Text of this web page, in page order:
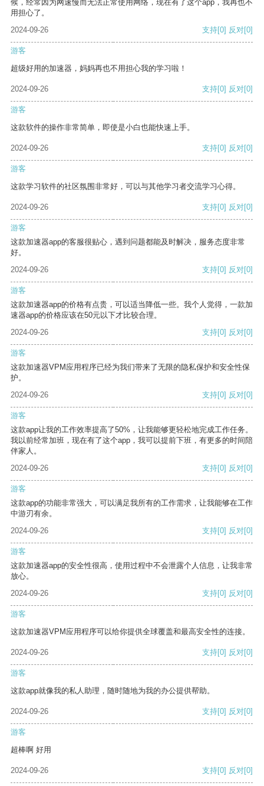
候，经常因为网速慢而无法正常使用网络，现在有了这个app，我再也不
用担心了。
2024-09-26
支持[0] 反对[0]
游客
超级好用的加速器，妈妈再也不用担心我的学习啦！
2024-09-26 支持[0] 反对[0]
游客
这款软件的操作非常简单，即使是小白也能快速上手。
2024-09-26 支持[0] 反对[0]
游客
这款学习软件的社区氛围非常好，可以与其他学习者交流学习心得。
2024-09-26 支持[0] 反对[0]
游客
这款加速器app的客服很贴心，遇到问题都能及时解决，服务态度非常
好。
2024-09-26
支持[0] 反对[0]
游客
这款加速器app的价格有点贵，可以适当降低一些。我个人觉得，一款加
速器app的价格应该在50元以下才比较合理。
2024-09-26
支持[0] 反对[0]
游客
这款加速器VPM应用程序已经为我们带来了无限的隐私保护和安全性保
护。
2024-09-26
支持[0] 反对[0]
游客
这款app让我的工作效率提高了50%，让我能够更轻松地完成工作任务。
我以前经常加班，现在有了这个app，我可以提前下班，有更多的时间陪
伴家人。
2024-09-26
支持[0] 反对[0]
游客
这款app的功能非常强大，可以满足我所有的工作需求，让我能够在工作
中游刃有余。
2024-09-26
支持[0] 反对[0]
游客
这款加速器app的安全性很高，使用过程中不会泄露个人信息，让我非常
放心。
2024-09-26
支持[0] 反对[0]
游客
这款加速器VPM应用程序可以给你提供全球覆盖和最高安全性的连接。
2024-09-26 支持[0] 反对[0]
游客
这款app就像我的私人助理，随时随地为我的办公提供帮助。
2024-09-26 支持[0] 反对[0]
游客
超棒啊 好用
2024-09-26 支持[0] 反对[0]